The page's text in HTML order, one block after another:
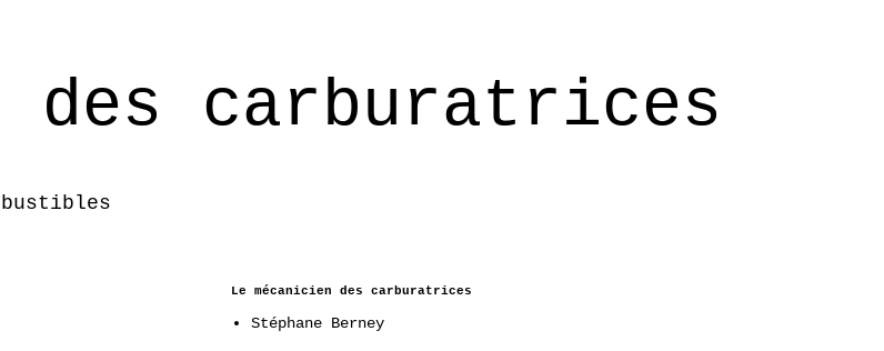
des carburatrices
Le mécanicien des carburatrices
Stéphane Berney